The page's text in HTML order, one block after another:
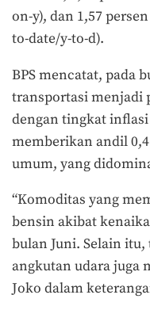
on-y), dan 1,57
to-date/y-to-d).
BPS mencatat, pada
transportasi menjadi
dengan tingkat inflasi
memberikan andil
umum, yang
“Komoditas yang
bensin akibat
bulan Juni. Selain
angkutan udara juga
Joko dalam